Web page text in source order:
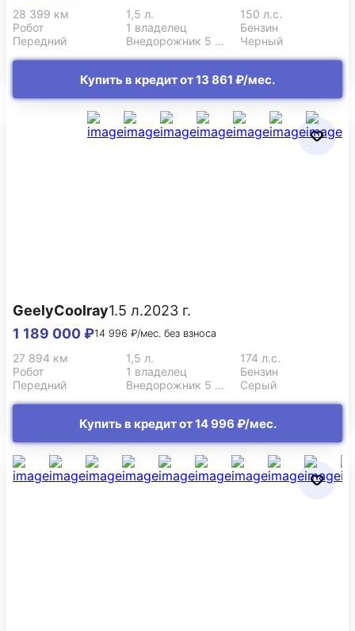
28 399 км 1,5 л.
150 л.с.
Робот
1 владелец
Бензин
Передний
Внедорожник 5 дв. Черный
Купить в кредит от 13 861 ₽/мес.
GeelyCoolray1.5 л.2023 г.
1 189 000 ₽14 996 ₽/мес. без взноса
27 894 км 1,5 л.
174 л.с.
Робот
1 владелец
Бензин
Передний
Внедорожник 5 дв. Серый
Купить в кредит от 14 996 ₽/мес.